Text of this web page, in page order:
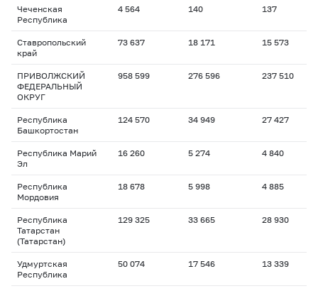
Чеченская
Республика
4 564 140 137
Ставропольский
край
73 637 18 171 15 573
ПРИВОЛЖСКИЙ
ФЕДЕРАЛЬНЫЙ
ОКРУГ
958 599 276 596 237 510
Республика
Башкортостан
124 570 34 949 27 427
Республика Марий
Эл
16 260 5 274 4 840
Республика
Мордовия
18 678 5 998 4 885
Республика
Татарстан
(Татарстан)
129 325 33 665 28 930
Удмуртская
Республика
50 074 17 546 13 339